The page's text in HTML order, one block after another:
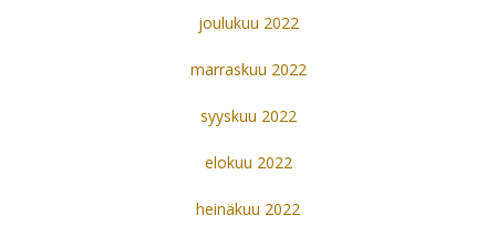
joulukuu 2022
marraskuu 2022
syyskuu 2022
elokuu 2022
heinäkuu 2022